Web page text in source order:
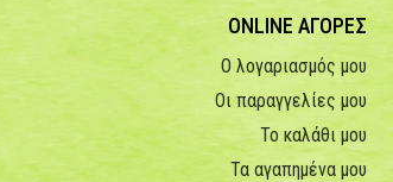
ONLINE ΑΓΟΡΕΣ
Ο λογαριασμός μου
Οι παραγγελίες μου
Το καλάθι μου
Τα αγαπημένα μου